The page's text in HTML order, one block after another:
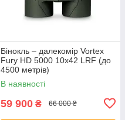
Бінокль – далекомір Vortex
Fury HD 5000 10х42 LRF (до
4500 метрів)
В наявності
59 900 ₴ 66 000 ₴